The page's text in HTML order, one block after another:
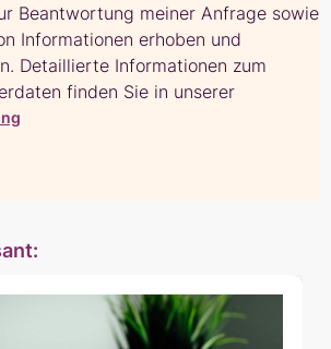
Beantwortung meiner Anfrage sowie
Informationen erhoben und
Detaillierte Informationen zum
finden Sie in unserer